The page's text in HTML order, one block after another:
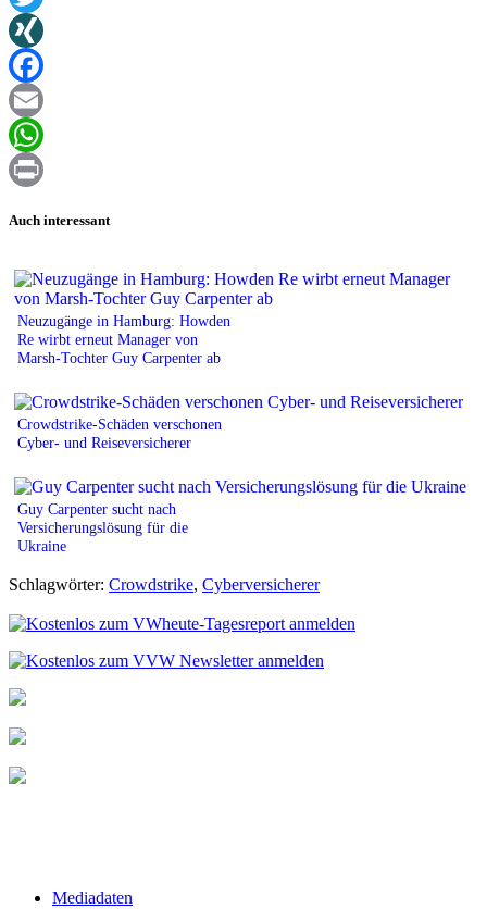
Twitter
XING
Facebook
Email
WhatsApp
Auch interessant
Neuzugänge in Hamburg: Howden
Re wirbt erneut Manager von
Marsh-Tochter Guy Carpenter ab
Crowdstrike-Schäden verschonen
Cyber- und Reiseversicherer
Guy Carpenter sucht nach
Versicherungslösung für die
Ukraine
Schlagwörter: Crowdstrike, Cyberversicherer
Mediadaten